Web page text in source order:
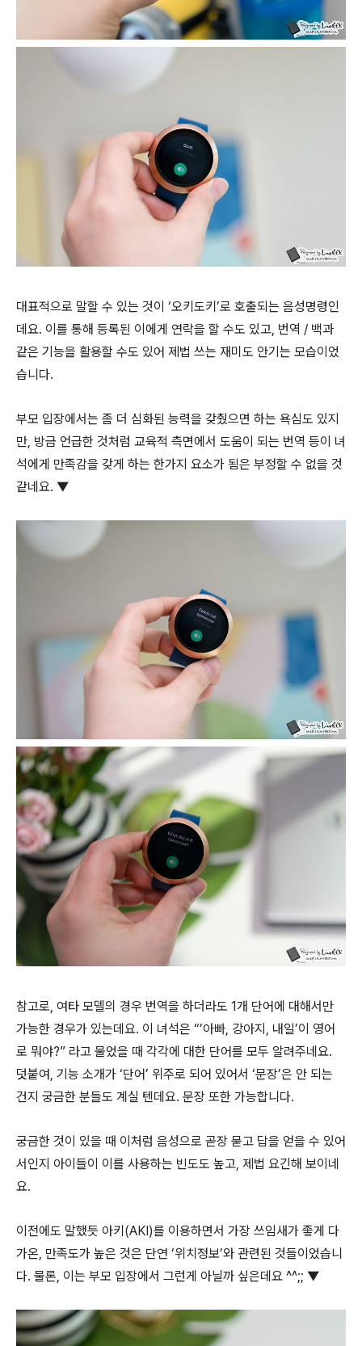
대표적으로 말할 수 있는 것이 ‘오키도키’로 호출되는 음성명령인
데요. 이를 통해 등록된 이에게 연락을 할 수도 있고, 번역 / 백과
같은 기능을 활용할 수도 있어 제법 쓰는 재미도 안기는 모습이었
습니다.
부모 입장에서는 좀 더 심화된 능력을 갖췄으면 하는 욕심도 있지
만, 방금 언급한 것처럼 교육적 측면에서 도움이 되는 번역 등이 녀
석에게 만족감을 갖게 하는 한가지 요소가 됨은 부정할 수 없을 것
같네요. ▼
참고로, 여타 모델의 경우 번역을 하더라도 1개 단어에 대해서만
가능한 경우가 있는데요. 이 녀석은 “’아빠, 강아지, 내일’이 영어
로 뭐야?” 라고 물었을 때 각각에 대한 단어를 모두 알려주네요.
덧붙여, 기능 소개가 ‘단어’ 위주로 되어 있어서 ‘문장’은 안 되는
건지 궁금한 분들도 계실 텐데요. 문장 또한 가능합니다.
궁금한 것이 있을 때 이처럼 음성으로 곧장 묻고 답을 얻을 수 있어
서인지 아이들이 이를 사용하는 빈도도 높고, 제법 요긴해 보이네
요.
이전에도 말했듯 아키(AKI)를 이용하면서 가장 쓰임새가 좋게 다
가온, 만족도가 높은 것은 단연 ‘위치정보’와 관련된 것들이었습니
다. 물론, 이는 부모 입장에서 그런게 아닐까 싶은데요 ^^;; ▼